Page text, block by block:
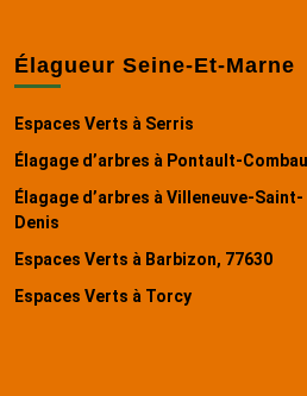
Élagueur Seine-Et-Marne
Espaces Verts à Serris
Élagage d’arbres à Pontault-
Élagage d’arbres à Villeneuve-Saint-
Denis
Espaces Verts à Barbizon, 77630
Espaces Verts à Torcy